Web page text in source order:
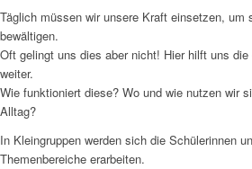
Täglich müssen wir unsere Kraft einsetzen, um
bewältigen.
Oft gelingt uns dies aber nicht! Hier hilft uns
weiter.
Wie funktioniert diese? Wo und wie nutzen wir
Alltag?
In Kleingruppen werden sich die Schülerinnen
Themenbereiche erarbeiten.